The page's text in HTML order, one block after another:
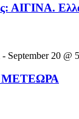
ΑΙΓΙΝΑ.
- September 20 @
ΜΕΤΕΩΡΑ